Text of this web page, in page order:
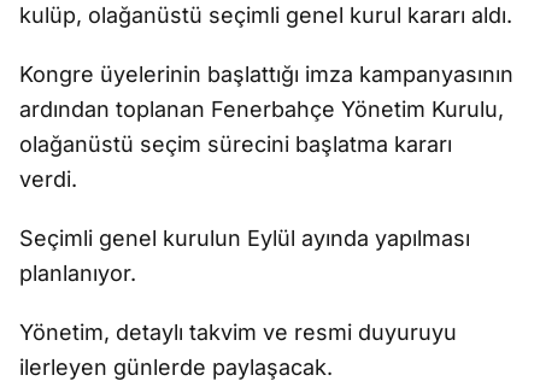
kulüp, olağanüstü seçimli genel kurul kararı aldı.
Kongre üyelerinin başlattığı imza kampanyasının
ardından toplanan Fenerbahçe Yönetim Kurulu,
olağanüstü seçim sürecini başlatma kararı
verdi.
Seçimli genel kurulun Eylül ayında yapılması
planlanıyor.
Yönetim, detaylı takvim ve resmi duyuruyu
ilerleyen günlerde paylaşacak.